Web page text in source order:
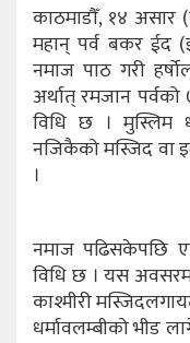
काठमाडौँ, १४ असार
महान् पर्व बकर ईद
नमाज पाठ गरी
अर्थात् रमजान
विधि छ । मुस्लिम
नजिकैको मस्जिद वा
।
नमाज पढिसकेपछि
विधि छ । यस
काश्मीरी
धर्मावलम्बीको भीड